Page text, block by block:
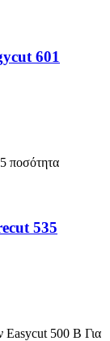
601
ποσότητα
535
500 B Για